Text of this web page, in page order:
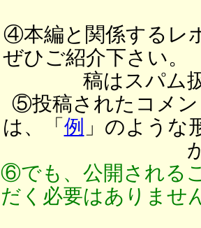
④本編と関係するレ
ぜひご紹介下さい。
稿はスパム
⑤投稿されたコメン
は、「 例 」のような
⑥でも、公開される
だく必要はありませ